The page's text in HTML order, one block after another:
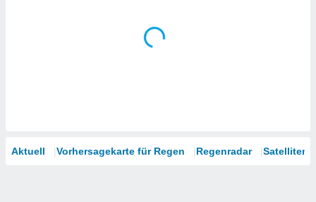
Aktuell Vorhersagekarte für Regen Regenradar Satelliten